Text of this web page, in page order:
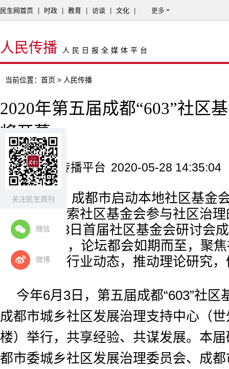
关注民生周刊
微信
微博
民生网首页 时政 教育 访谈 文化 更多
人民传播 人民日报全媒体平台
当前位置： 首页 > 人民传播
2020年第五届成都“603”社区
将开幕
来源：人民传播平台 2020-05-28 14:35:04
2016年，成都市启动本地社区基金
划，积极探索社区基金会参与社区治
2016年6月3日首届社区基金会研讨会
年的6月3日，论坛都会如期而至，聚
主题，展现行业动态，推动理论研究
今年6月3日，第五届成都“603”社区
成都市城乡社区发展治理支持中心（
楼）举行，共享经验、共谋发展。本
都市委城乡社区发展治理委员会、成